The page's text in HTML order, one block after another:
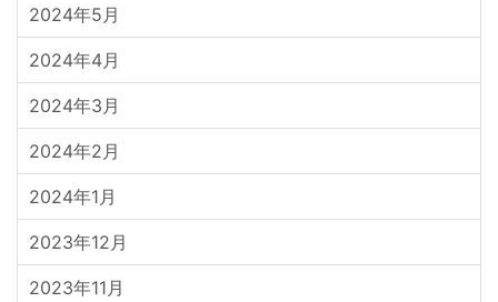
2024年5月
2024年4月
2024年3月
2024年2月
2024年1月
2023年12月
2023年11月